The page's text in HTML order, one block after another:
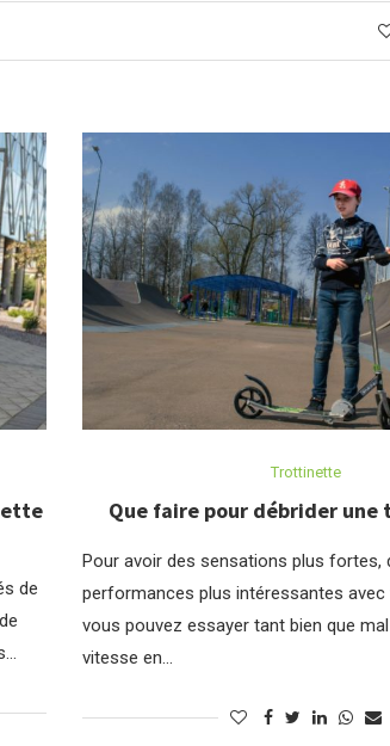
de
Trottinette
Que faire pour débrider
Pour avoir des sensations plus fortes,
performances plus intéressantes
vous pouvez essayer tant bien que
vitesse en…